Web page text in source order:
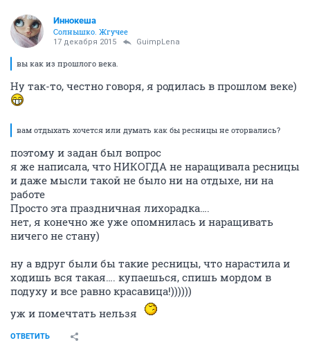
Иннокеша
Солнышко. Жгучее
17 декабря 2015 GuimpLena
вы как из прошлого века.
Ну так-то, честно говоря, я родилась в прошлом веке)
вам отдыхать хочется или думать как бы ресницы не оторвались?
поэтому и задан был вопрос
я же написала, что НИКОГДА не наращивала ресницы
и даже мысли такой не было ни на отдыхе, ни на
работе
Просто эта праздничная лихорадка….
нет, я конечно же уже опомнилась и наращивать
ничего не стану)
ну а вдруг были бы такие ресницы, что нарастила и
ходишь вся такая…. купаешься, спишь мордом в
подуху и все равно красавица!))))))
уж и помечтать нельзя
ОТВЕТИТЬ